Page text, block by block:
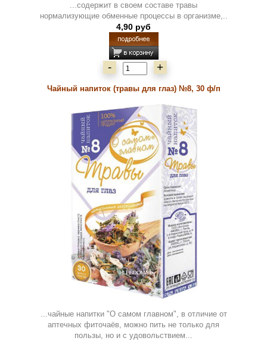
...содержит в своем составе травы
нормализующие обменные процессы в организме,..
4,90 руб
- +
Чайный напиток (травы для глаз) №8, 30 ф/п
...чайные напитки "О самом главном", в отличие от
аптечных фиточаёв, можно пить не только для
пользы, но и с удовольствием...